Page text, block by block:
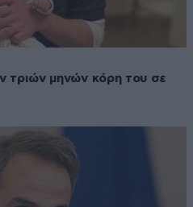
τριών μηνών κόρη του σε